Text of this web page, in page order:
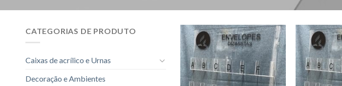
CATEGORIAS DE PRODUTO
Caixas de acrílico e Urnas
Decoração e Ambientes
Adicionar
a lista de
desejos